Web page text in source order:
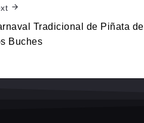
Tradicional de Piñata de
Buches